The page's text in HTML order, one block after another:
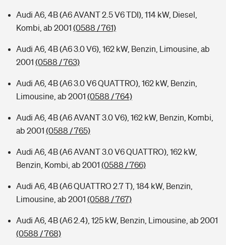
Audi A6, 4B (A6 AVANT 2.5 V6 TDI), 114 kW, Diesel,
Kombi, ab 2001 (0588 / 761)
Audi A6, 4B (A6 3.0 V6), 162 kW, Benzin, Limousine, ab
2001 (0588 / 763)
Audi A6, 4B (A6 3.0 V6 QUATTRO), 162 kW, Benzin,
Limousine, ab 2001 (0588 / 764)
Audi A6, 4B (A6 AVANT 3.0 V6), 162 kW, Benzin, Kombi,
ab 2001 (0588 / 765)
Audi A6, 4B (A6 AVANT 3.0 V6 QUATTRO), 162 kW,
Benzin, Kombi, ab 2001 (0588 / 766)
Audi A6, 4B (A6 QUATTRO 2.7 T), 184 kW, Benzin,
Limousine, ab 2001 (0588 / 767)
Audi A6, 4B (A6 2.4), 125 kW, Benzin, Limousine, ab 2001
(0588 / 768)